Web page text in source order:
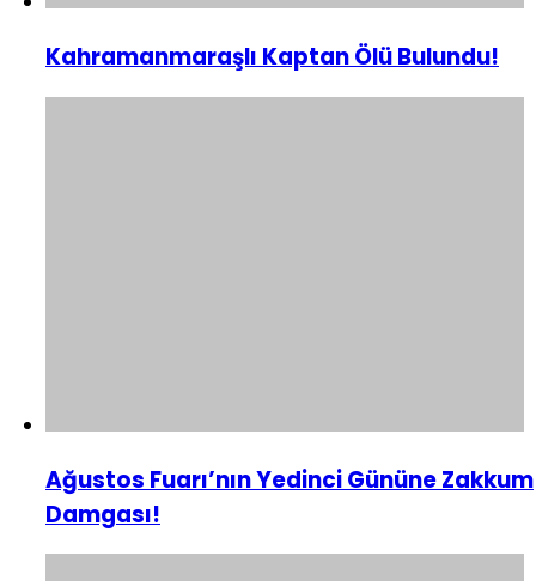
Kahramanmaraşlı Kaptan Ölü Bulundu!
Ağustos Fuarı’nın Yedinci Gününe Zakkum
Damgası!